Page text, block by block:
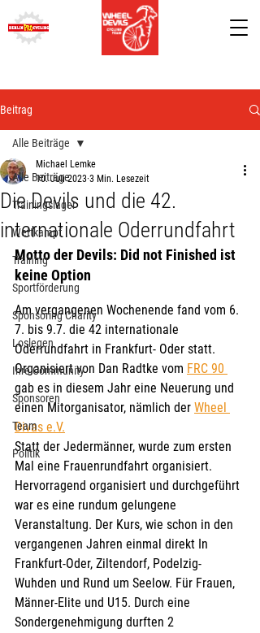
Beitrag
Alle Beiträge
Trainingslager
Wettkampf
Training
Sportförderung
Sponsoring Charity
Loslegen
Ihre Community
Sponsoren
Team
Politik
Alle Beiträge
Die Devils und die 42.
internationale Oderrundfahrt
Michael Lemke
10. Juli 2023 3 Min. Lesezeit
Motto der Devils: Did not Finished ist
keine Option
Am vergangenen Wochenende fand vom 6.
7. bis 9.7. die 42 internationale
Oderrundfahrt in Frankfurt- Oder statt.
Organisiert von Dan Radtke vom FRC 90
gab es in diesem Jahr eine Neuerung und
einen Mitorganisator, nämlich der Wheel
Divas e.V.
Statt der Jedermänner, wurde zum ersten
Mal eine Frauenrundfahrt organisiert.
Hervorragend organisiert und durchgeführt
war es eine rundum gelungene
Veranstaltung. Der Kurs, wie schon in den
vergangenen Jahren einmal direkt In
Frankfurt-Oder, Ziltendorf, Podelzig-
Wuhden und Rund um Seelow. Für Frauen,
Männer-Elite und U15. Durch eine
Sondergenehmigung durften 2